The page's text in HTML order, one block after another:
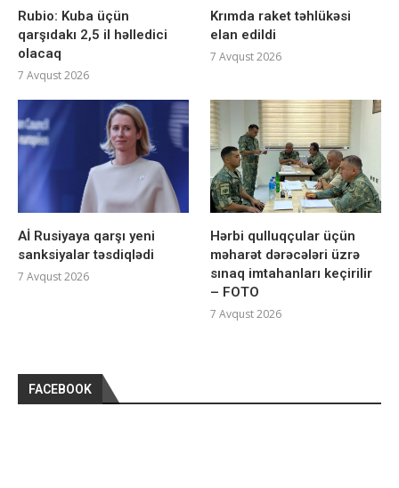
Rubio: Kuba üçün
qarşıdakı 2,5 il həlledici
olacaq
7 Avqust 2026
Krımda raket təhlükəsi
elan edildi
7 Avqust 2026
Aİ Rusiyaya qarşı yeni
sanksiyalar təsdiqlədi
7 Avqust 2026
Hərbi qulluqçular üçün
məharət dərəcələri üzrə
sınaq imtahanları keçirilir
– FOTO
7 Avqust 2026
FACEBOOK